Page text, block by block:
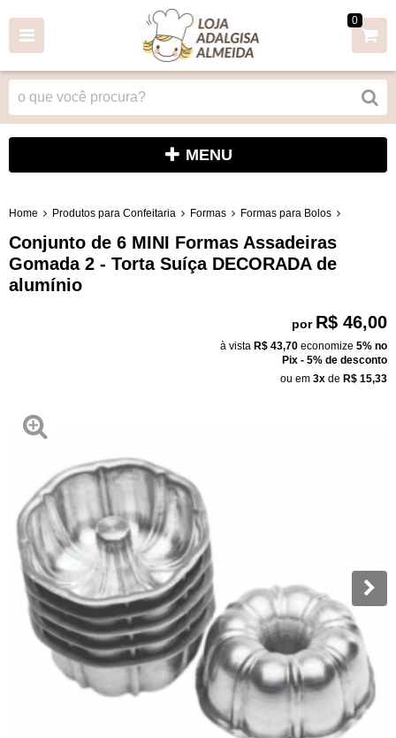
0
MENU
Home Produtos para Confeitaria Formas Formas para Bolos
Conjunto de 6 MINI Formas Assadeiras
Gomada 2 - Torta Suíça DECORADA de
alumínio
por R$ 46,00
à vista R$ 43,70 economize 5% no
Pix - 5% de desconto
ou em 3x de R$ 15,33